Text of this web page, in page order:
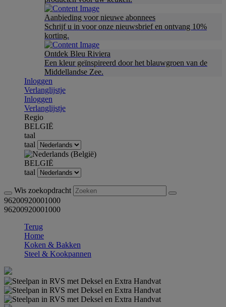
Aanbieding voor nieuwe abonnees
Schrijf u in voor onze nieuwsbrief en ontvang 10%
korting.
Ontdek Bleu Riviera
Een kleur geïnspireerd door het blauwgroen van de
Middellandse Zee.
Inloggen
Verlanglijstje
Inloggen
Verlanglijstje
Regio
BELGIË
taal
taal
BELGIË
taal
Wis zoekopdracht
96200920001000
96200920001000
Terug
Home
Koken & Bakken
Steel & Kookpannen